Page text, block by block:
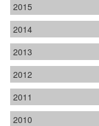
2015
2014
2013
2012
2011
2010